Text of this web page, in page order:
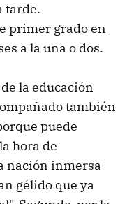
tarde.
primer grado en
a la una o dos.
la educación
también
puede
hora de
nación inmersa
gélido que ya